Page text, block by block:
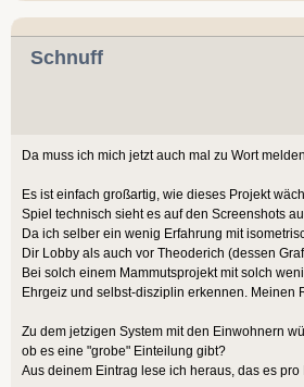
Schnuff
Da muss ich mich jetzt auch mal zu Wort
Es ist einfach großartig, wie dieses Projekt
Spiel technisch sieht es auf den Screenshots
Da ich selber ein wenig Erfahrung mit
Dir Lobby als auch vor Theoderich (dessen
Bei solch einem Mammutsprojekt mit solch
Ehrgeiz und selbst-disziplin erkennen. Meinen
Zu dem jetzigen System mit den Einwohnern
ob es eine "grobe" Einteilung gibt?
Aus deinem Eintrag lese ich heraus, das es